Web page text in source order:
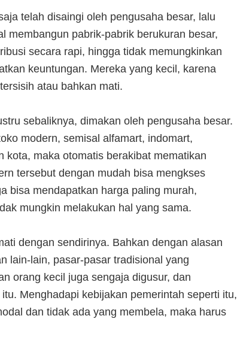
telah disaingi oleh pengusaha besar, lalu
membangun pabrik-pabrik berukuran besar,
secara rapi, hingga tidak memungkinkan
keuntungan. Mereka yang kecil, karena
atau bahkan mati.
sebaliknya, dimakan oleh pengusaha besar.
modern, semisal alfamart, indomart,
kota, maka otomatis berakibat mematikan
tersebut dengan mudah bisa mengkses
bisa mendapatkan harga paling murah,
mungkin melakukan hal yang sama.
dengan sendirinya. Bahkan dengan alasan
lain-lain, pasar-pasar tradisional yang
orang kecil juga sengaja digusur, dan
Menghadapi kebijakan pemerintah seperti itu,
dan tidak ada yang membela, maka harus